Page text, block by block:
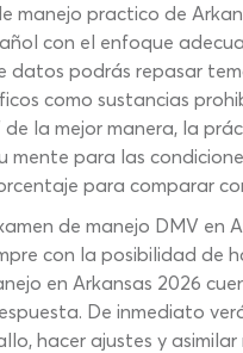
manejo practico de
con el enfoque
datos podrás repasar
como sustancias
de la mejor manera, la
mente para las
para comparar
de manejo DMV en
con la posibilidad de
en Arkansas 2026
De inmediato
hacer ajustes y